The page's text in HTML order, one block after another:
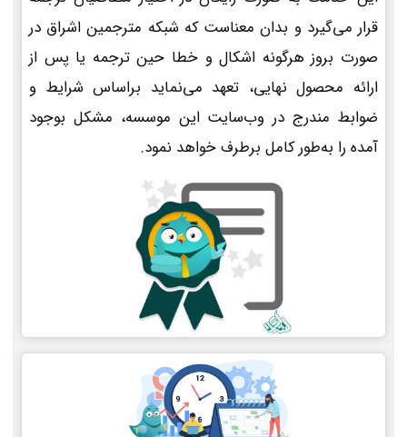
قرار می‌گیرد و بدان معناست که شبکه مترجمین اشراق در
صورت بروز هرگونه اشکال و خطا حین ترجمه یا پس از
ارائه محصول نهایی، تعهد می‌نماید براساس شرایط و
ضوابط مندرج در وب‌سایت این موسسه، مشکل بوجود
آمده را به‌طور کامل برطرف خواهد نمود.